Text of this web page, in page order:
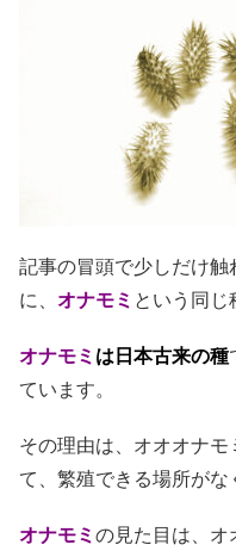
記事の冒頭で少しだけ触
に、 オナモミ という同じ
オナモミ は日本古来の種
ています。
その理由は、オオオナ
て、繁殖できる場所がな
オナモミ の見た目は、オ